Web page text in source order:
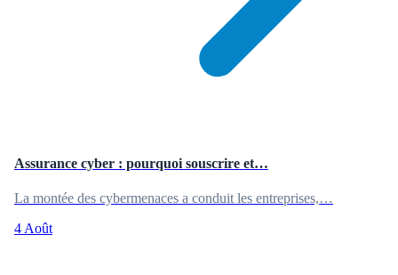
Assurance cyber : pourquoi souscrire et…
La montée des cybermenaces a conduit les entreprises,…
4 Août